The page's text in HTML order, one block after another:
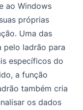
ao Windows
próprias
Uma das
pelo ladrão para
específicos do
a função
também cria
os dados